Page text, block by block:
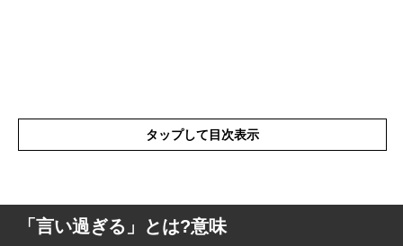
タップして目次表示
「言い過ぎる」とは?意味